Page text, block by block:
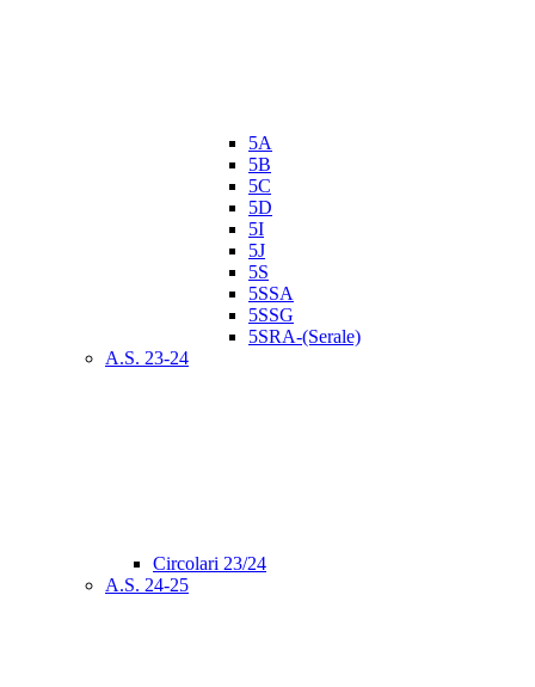
5A
5B
5C
5D
5I
5J
5S
5SSA
5SSG
5SRA-(Serale)
A.S. 23-24
Circolari 23/24
A.S. 24-25